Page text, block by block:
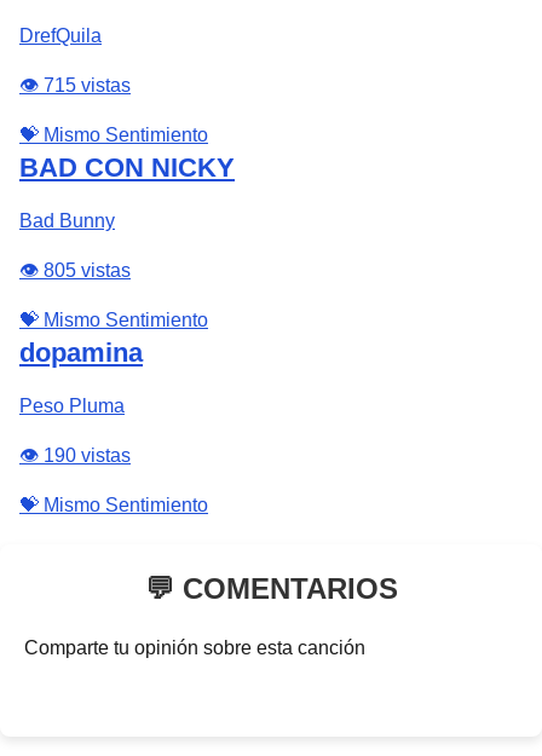
DrefQuila
👁️ 715 vistas
💝 Mismo Sentimiento
BAD CON NICKY
Bad Bunny
👁️ 805 vistas
💝 Mismo Sentimiento
dopamina
Peso Pluma
👁️ 190 vistas
💝 Mismo Sentimiento
💬 COMENTARIOS
Comparte tu opinión sobre esta canción